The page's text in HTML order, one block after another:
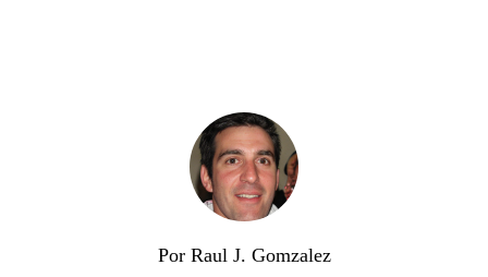
Por Raul J. Gomzalez